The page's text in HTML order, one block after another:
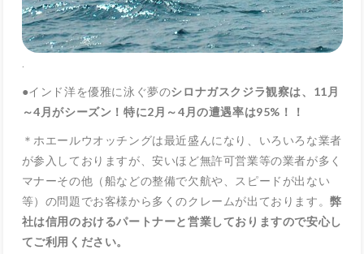
.
●インド洋を優雅に泳ぐ夢のシロナガスクジラ観察は、11月
～4月がシーズン！特に2月～4月の遭遇率は95%！！
＊ホエールウオッチングは最近盛んになり、いろいろな業者
が参入しておりますが、安いほど無許可営業等の業者が多く
マナーその他（船などの整備で欠航や、スピードが出ない
等）の問題でお客様から多くのクレームが出ております。弊
社は信用のおけるパートナーと営業しておりますので安心し
てご利用ください。